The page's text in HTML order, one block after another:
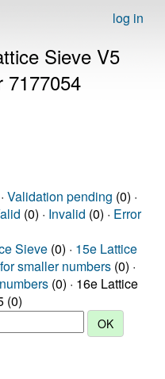
log in
Sieve V5
7177054
Validation pending (0) ·
(0) · Invalid (0) · Error
Sieve (0) · 15e Lattice
smaller numbers (0) ·
(0) · 16e Lattice
(0)